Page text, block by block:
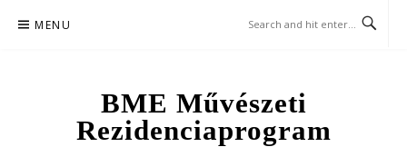
MENU
BME Művészeti
Rezidenciaprogram